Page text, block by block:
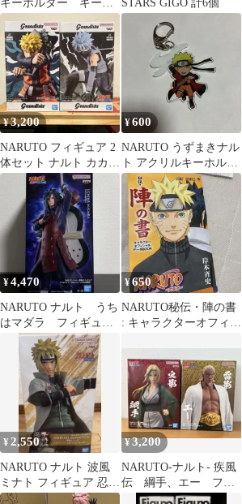
キーホルダー キーチ
ャーム 暁
STARS GIGO 計6個
¥3,200
NARUTO フィギュア 2
体セット ナルト カカシ
Grandista
¥600
NARUTO うずまきナル
ト アクリルキーホルダ
ー
¥4,470
NARUTO ナルト うち
はマダラ フィギュ
ア GIGO限定
¥650
NARUTO秘伝・陣の書
: キャラクターオフィシ
¥2,550
NARUTO ナルト 波風
ミナト フィギュア 忍界
造形列伝
¥3,200
NARUTO-ナルト- 疾風
伝 綱手、エー フィ
ギュア2種セット